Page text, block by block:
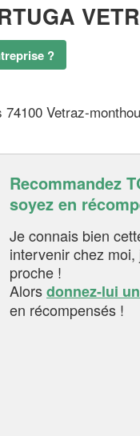
?
Vetraz-
Recommandez
soyez en
Je connais bien
intervenir chez
proche !
Alorsdonnez-lui
en récompensés !